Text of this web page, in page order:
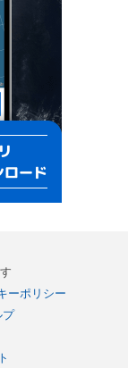
ーポリシー
プ